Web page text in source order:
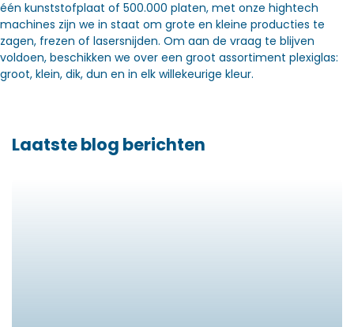
één kunststofplaat of 500.000 platen, met onze hightech
machines zijn we in staat om grote en kleine producties te
zagen, frezen of lasersnijden. Om aan de vraag te blijven
voldoen, beschikken we over een groot assortiment plexiglas:
groot, klein, dik, dun en in elk willekeurige kleur.
Laatste blog berichten